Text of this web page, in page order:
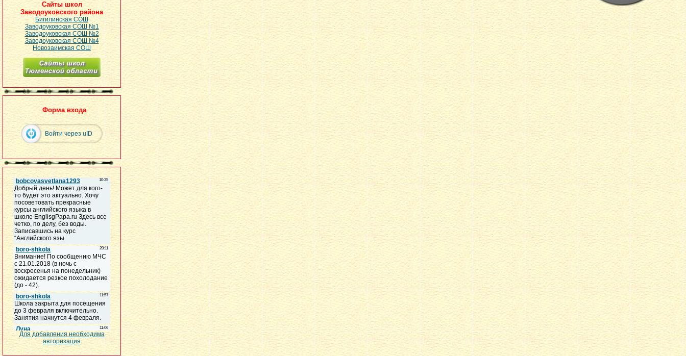
Сайты школ
Заводоуковского района
Бигилинская СОШ
Заводоуковская СОШ №1
Заводоуковская СОШ №2
Заводоуковская СОШ №4
Новозаимская СОШ
Форма входа
Войти через uID
Для добавления необходима
авторизация